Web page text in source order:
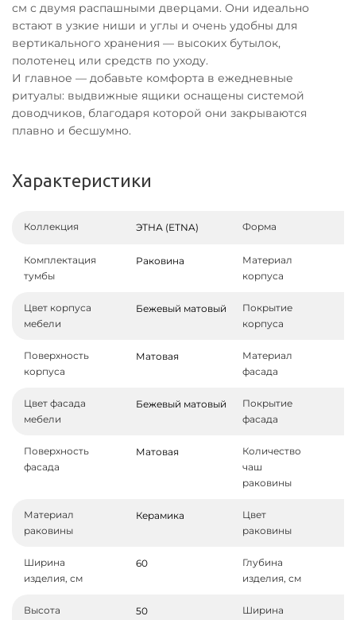
см с двумя распашными дверцами. Они идеально
встают в узкие ниши и углы и очень удобны для
вертикального хранения — высоких бутылок,
полотенец или средств по уходу.
И главное — добавьте комфорта в ежедневные
ритуалы: выдвижные ящики оснащены системой
доводчиков, благодаря которой они закрываются
плавно и бесшумно.
Характеристики
Коллекция ЭТНА (ETNA) Форма
Комплектация
тумбы
Раковина
Материал
корпуса
Цвет корпуса
мебели
Бежевый матовый
Покрытие
корпуса
Поверхность
корпуса
Матовая
Материал
фасада
Цвет фасада
мебели
Бежевый матовый
Покрытие
фасада
Поверхность
фасада
Матовая
Количество
чаш
раковины
Материал
раковины
Керамика
Цвет
раковины
Ширина
изделия, см
60
Глубина
изделия, см
Высота 50 Ширина